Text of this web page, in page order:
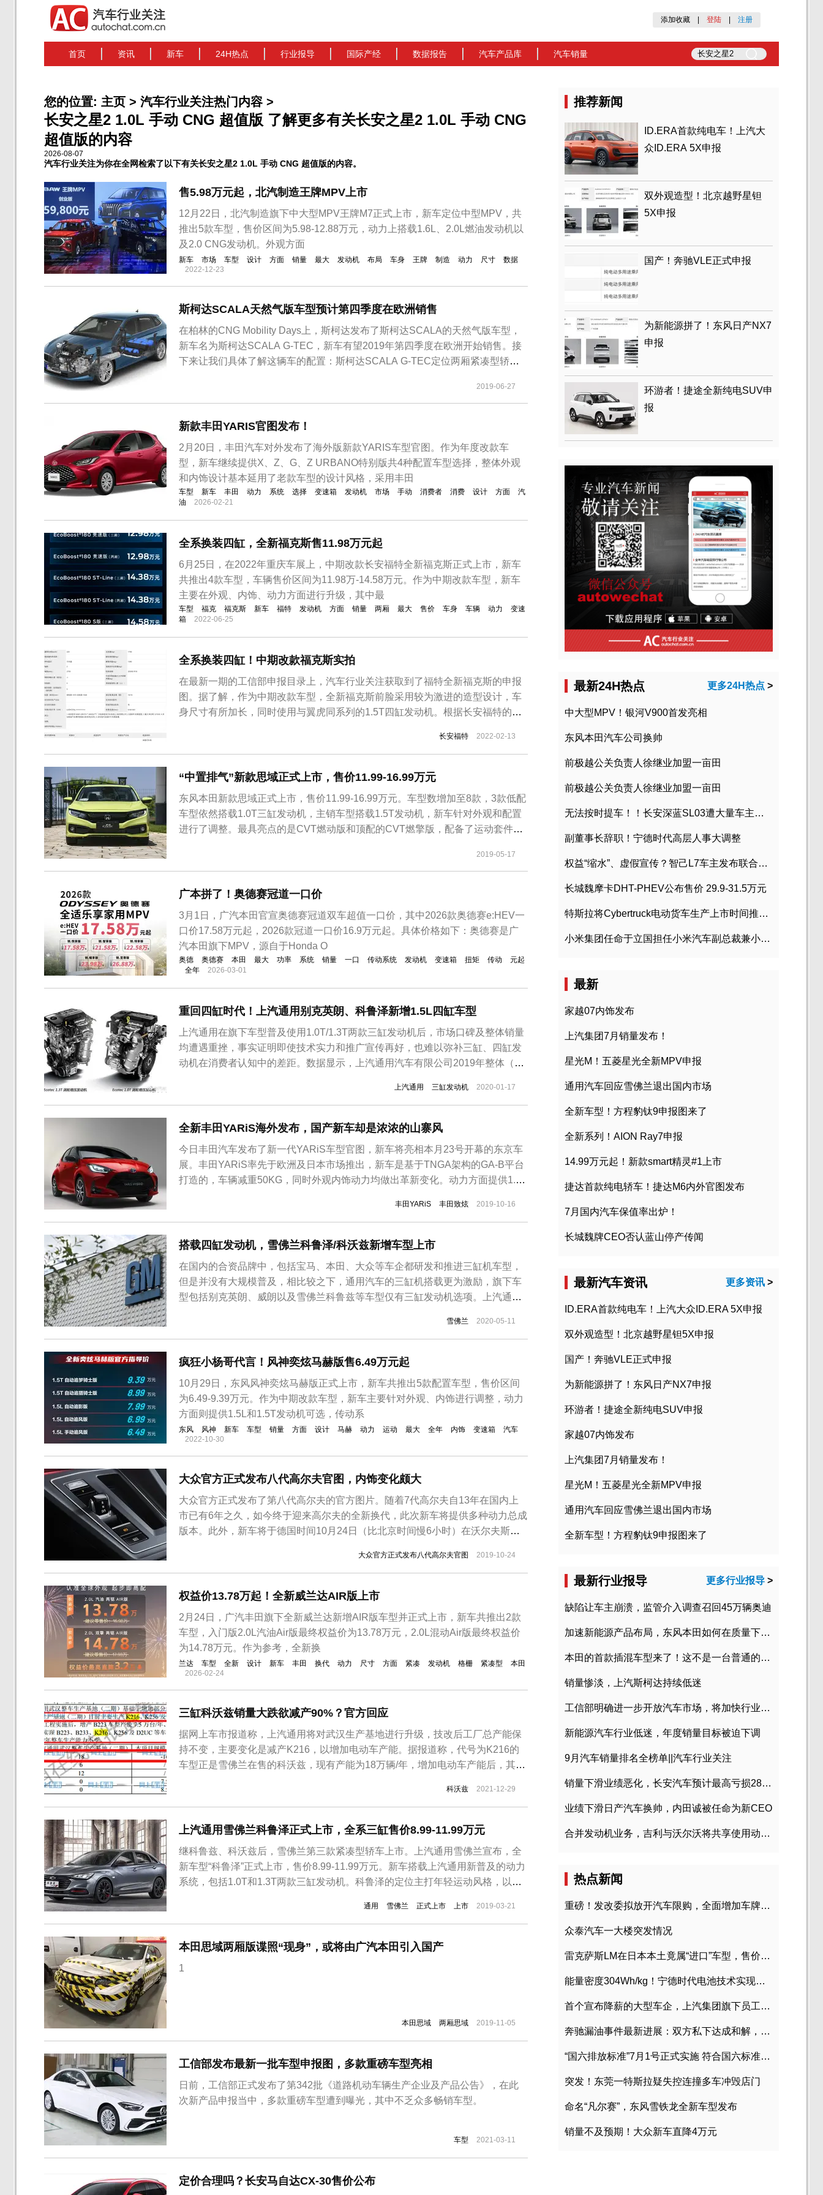
添加收藏 登陆 注册
首页 资讯 新车 24H热点 行业报导 国际产经 数据报告 汽车产品库 汽车销量
您的位置: 主页 > 汽车行业关注热门内容 >
长安之星2 1.0L 手动 CNG 超值版 了解更多有关长安之星2 1.0L 手动 CNG
超值版的内容
2026-08-07
汽车行业关注为你在全网检索了以下有关长安之星2 1.0L 手动 CNG 超值版的内容。
售5.98万元起，北汽制造王牌MPV上市
12月22日，北汽制造旗下中大型MPV王牌M7正式上市，新车定位中型MPV，共
推出5款车型，售价区间为5.98-12.88万元，动力上搭载1.6L、2.0L燃油发动机以
及2.0 CNG发动机。外观方面
新车 市场 车型 设计 方面 销量 最大 发动机 布局 车身 王牌 制造 动力 尺寸
数据
2022-12-23
斯柯达SCALA天然气版车型预计第四季度在欧洲销售
在柏林的CNG Mobility Days上，斯柯达发布了斯柯达SCALA的天然气版车型，
新车名为斯柯达SCALA G-TEC，新车有望2019年第四季度在欧洲开始销售。接
下来让我们具体了解这辆车的配置：斯柯达SCALA G-TEC定位两厢紧凑型轿
造型立体感很强，直瀑式进气格栅与两侧大灯相连接，加上银色饰条的装饰，辨
识度很高。车...
2019-06-27
新款丰田YARIS官图发布！
2月20日，丰田汽车对外发布了海外版新款YARIS车型官图。作为年度改款车
型，新车继续提供X、Z、G、Z URBANO特别版共4种配置车型选择，整体外观
和内饰设计基本延用了老款车型的设计风格，采用丰田
车型 新车 丰田 动力 系统 选择 变速箱 发动机 市场 手动 消费者 消费 设计 方面
汽
油
2026-02-21
全系换装四缸，全新福克斯售11.98万元起
6月25日，在2022年重庆车展上，中期改款长安福特全新福克斯正式上市，新车
共推出4款车型，车辆售价区间为11.98万-14.58万元。作为中期改款车型，新车
主要在外观、内饰、动力方面进行升级，其中最
车型 福克 福克斯 新车 福特 发动机 方面 销量 两厢 最大 售价 车身 车辆 动力
变速
箱
2022-06-25
全系换装四缸！中期改款福克斯实拍
在最新一期的工信部申报目录上，汽车行业关注获取到了福特全新福克斯的申报
图。据了解，作为中期改款车型，全新福克斯前脸采用较为激进的造型设计，车
身尺寸有所加长，同时使用与翼虎同系列的1.5T四缸发动机。根据长安福特的规
外市场发布，此次国产福克斯申报车型包含有两厢版、三厢版以及对应的ST Line
以及S EDITION版本。从外观上...
长安福特 2022-02-13
“中置排气”新款思域正式上市，售价11.99-16.99万元
东风本田新款思域正式上市，售价11.99-16.99万元。车型数增加至8款，3款低配
车型依然搭载1.0T三缸发动机，主销车型搭载1.5T发动机，新车针对外观和配置
进行了调整。最具亮点的是CVT燃动版和顶配的CVT燃擎版，配备了运动套件、
钢琴烤漆，新款车型提供两种外观，分别是普通版和燃系运动版，其中燃系运动
版外观更加运动化。新款思...
2019-05-17
广本拼了！奥德赛冠道一口价
3月1日，广汽本田官宣奥德赛冠道双车超值一口价，其中2026款奥德赛e:HEV一
口价17.58万元起，2026款冠道一口价16.9万元起。具体价格如下：奥德赛是广
汽本田旗下MPV，源自于Honda O
奥德 奥德赛 本田 最大 功率 系统 销量 一口 传动系统 发动机 变速箱 扭矩 传动
元起
全年
2026-03-01
重回四缸时代！上汽通用别克英朗、科鲁泽新增1.5L四缸车型
上汽通用在旗下车型普及使用1.0T/1.3T两款三缸发动机后，市场口碑及整体销量
均遭遇重挫，事实证明即使技术实力和推广宣传再好，也难以弥补三缸、四缸发
动机在消费者认知中的差距。数据显示，上汽通用汽车有限公司2019年整体（别
鲁泽是目前上汽通用紧凑型轿车中的主力车型，动力配置上只有1.0T/1.3T两款三
缸发动机在使用，为...
上汽通用 三缸发动机 2020-01-17
全新丰田YARiS海外发布，国产新车却是浓浓的山寨风
今日丰田汽车发布了新一代YARiS车型官图，新车将亮相本月23号开幕的东京车
展。丰田YARiS率先于欧洲及日本市场推出，新车是基于TNGA架构的GA-B平台
打造的，车辆减重50KG，同时外观内饰动力均做出革新变化。动力方面提供1.0L
2018年全球销量约为33万辆，其中欧洲占比达7成，该车系推出至今累计销量约
为854...
丰田YARiS 丰田致炫 2019-10-16
搭载四缸发动机，雪佛兰科鲁泽/科沃兹新增车型上市
在国内的合资品牌中，包括宝马、本田、大众等车企都研发和推进三缸机车型，
但是并没有大规模普及，相比较之下，通用汽车的三缸机搭载更为激励，旗下车
型包括别克英朗、威朗以及雪佛兰科鲁兹等车型仅有三缸发动机选项。上汽通用
术实力再好，也难以弥补消费者对三缸发动机的偏见。在中国市场推广三缸机受
阻后，上汽通用考虑在国内在推行“三缸机”搭载计划的...
雪佛兰 2020-05-11
疯狂小杨哥代言！风神奕炫马赫版售6.49万元起
10月29日，东风风神奕炫马赫版正式上市，新车共推出5款配置车型，售价区间
为6.49-9.39万元。作为中期改款车型，新车主要针对外观、内饰进行调整，动力
方面则提供1.5L和1.5T发动机可选，传动系
东风 风神 新车 车型 销量 方面 设计 马赫 动力 运动 最大 全年 内饰 变速箱
汽车
2022-10-30
大众官方正式发布八代高尔夫官图，内饰变化颇大
大众官方正式发布了第八代高尔夫的官方图片。随着7代高尔夫自13年在国内上
市已有6年之久，如今终于迎来高尔夫的全新换代，此次新车将提供多种动力总成
版本。此外，新车将于德国时间10月24日（比北京时间慢6小时）在沃尔夫斯堡
化最为明显的地方是进气格栅被缩小得更细长，贯穿两侧的全新LED灯组，正个
车身比例显得也更加扁平。观看侧面，依旧能...
大众官方正式发布八代高尔夫官图 2019-10-24
权益价13.78万起！全新威兰达AIR版上市
2月24日，广汽丰田旗下全新威兰达新增AIR版车型并正式上市，新车共推出2款
车型，入门版2.0L汽油Air版最终权益价为13.78万元，2.0L混动Air版最终权益价
为14.78万元。作为参考，全新换
兰达 车型 全新 设计 新车 丰田 换代 动力 尺寸 方面 紧凑 发动机 格栅 紧凑型
本田
2026-02-24
三缸科沃兹销量大跌欲减产90%？官方回应
据网上车市报道称，上汽通用将对武汉生产基地进行升级，技改后工厂总产能保
持不变，主要变化是减产K216，以增加电动车产能。据报道称，代号为K216的
车型正是雪佛兰在售的科沃兹，现有产能为18万辆/年，增加电动车产能后，其将
称：“我们确实对工厂进行了改造，为了增加电动车产能相应的对科沃兹进行了少
量的减产，但绝对没有90%那么多，这...
科沃兹 2021-12-29
上汽通用雪佛兰科鲁泽正式上市，全系三缸售价8.99-11.99万元
继科鲁兹、科沃兹后，雪佛兰第三款紧凑型轿车上市。上汽通用雪佛兰宣布，全
新车型“科鲁泽”正式上市，售价8.99-11.99万元。新车搭载上汽通用新普及的动力
系统，包括1.0T和1.3T两款三缸发动机。科鲁泽的定位主打年轻运动风格，以更
大尺寸进气格栅设计，配以亮黑色涂装，进一步突显运动感。此外，车标logo及
尾部标识也使用了...
通用 雪佛兰 正式上市 上市 2019-03-21
本田思域两厢版谍照“现身”，或将由广汽本田引入国产
1
本田思域 两厢思域 2019-11-05
工信部发布最新一批车型申报图，多款重磅车型亮相
日前，工信部正式发布了第342批《道路机动车辆生产企业及产品公告》，在此
次新产品申报当中，多款重磅车型遭到曝光，其中不乏众多畅销车型。
车型 2021-03-11
定价合理吗？长安马自达CX-30售价公布
推荐新闻
ID.ERA首款纯电车！上汽大
众ID.ERA 5X申报
双外观造型！北京越野星钽
5X申报
国产！奔驰VLE正式申报
为新能源拼了！东风日产NX7
申报
环游者！捷途全新纯电SUV申
报
最新24H热点 更多24H热点 >
中大型MPV！银河V900首发亮相
东风本田汽车公司换帅
前极越公关负责人徐继业加盟一亩田
前极越公关负责人徐继业加盟一亩田
无法按时提车！！长安深蓝SL03遭大量车主投诉
副董事长辞职！宁德时代高层人事大调整
权益“缩水”、虚假宣传？智己L7车主发布联合维权声明
长城魏摩卡DHT-PHEV公布售价 29.9-31.5万元
特斯拉将Cybertruck电动货车生产上市时间推迟到2023年初
小米集团任命于立国担任小米汽车副总裁兼小米汽车北京总部政委
最新
家越07内饰发布
上汽集团7月销量发布！
星光M！五菱星光全新MPV申报
通用汽车回应雪佛兰退出国内市场
全新车型！方程豹钛9申报图来了
全新系列！AION Ray7申报
14.99万元起！新款smart精灵#1上市
捷达首款纯电轿车！捷达M6内外官图发布
7月国内汽车保值率出炉！
长城魏牌CEO否认蓝山停产传闻
最新汽车资讯 更多资讯 >
ID.ERA首款纯电车！上汽大众ID.ERA 5X申报
双外观造型！北京越野星钽5X申报
国产！奔驰VLE正式申报
为新能源拼了！东风日产NX7申报
环游者！捷途全新纯电SUV申报
家越07内饰发布
上汽集团7月销量发布！
星光M！五菱星光全新MPV申报
通用汽车回应雪佛兰退出国内市场
全新车型！方程豹钛9申报图来了
最新行业报导 更多行业报导 >
缺陷让车主崩溃，监管介入调查召回45万辆奥迪
加速新能源产品布局，东风本田如何在质量下转型？
本田的首款插混车型来了！这不是一台普通的CR-V
销量惨淡，上汽斯柯达持续低迷
工信部明确进一步开放汽车市场，将加快行业兼并重组
新能源汽车行业低迷，年度销量目标被迫下调
9月汽车销量排名全榜单||汽车行业关注
销量下滑业绩恶化，长安汽车预计最高亏损28亿元
业绩下滑日产汽车换帅，内田诚被任命为新CEO
合并发动机业务，吉利与沃尔沃将共享使用动力总成
热点新闻
重磅！发改委拟放开汽车限购，全面增加车牌指标
众泰汽车一大楼突发情况
雷克萨斯LM在日本本土竟属“进口”车型，售价2580万日元
能量密度304Wh/kg！宁德时代电池技术实现突破
首个宣布降薪的大型车企，上汽集团旗下员工降薪文件曝光
奔驰漏油事件最新进展：双方私下达成和解，工商已介入调查
“国六排放标准”7月1号正式实施 符合国六标准车型目录一览
突发！东莞一特斯拉疑失控连撞多车冲毁店门
命名“凡尔赛”，东风雪铁龙全新车型发布
销量不及预期！大众新车直降4万元